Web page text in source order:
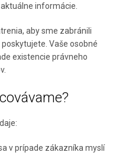
informácie.
aby sme zabránili
Vaše osobné
existencie právneho
v prípade zákazníka myslí